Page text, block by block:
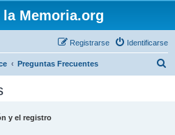
la Memoria.org
Identificarse
Registrarse
Preguntas Frecuentes
y el registro